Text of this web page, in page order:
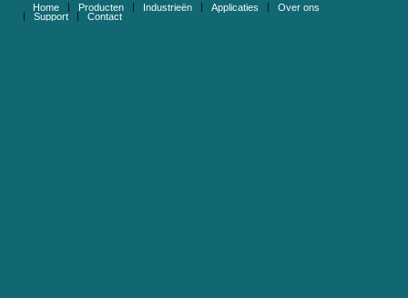
Home
Producten Industrieën Applicaties
Over ons
Support
Contact